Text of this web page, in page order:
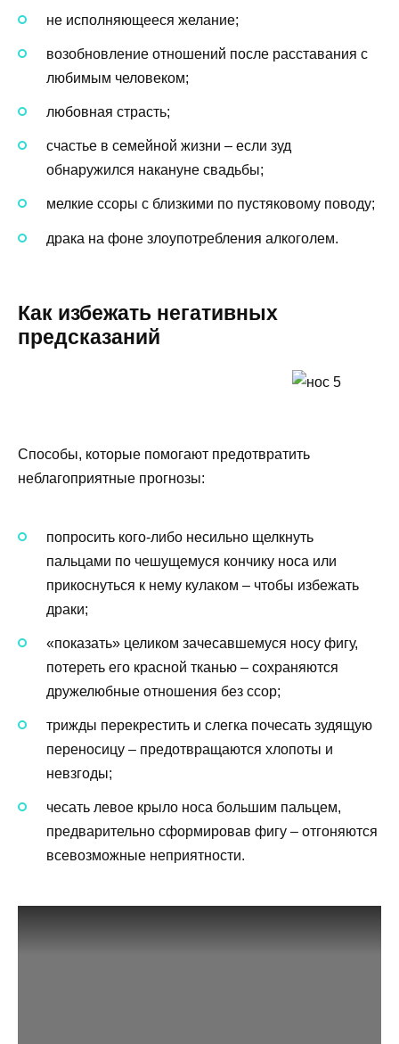
не исполняющееся желание;
возобновление отношений после расставания с
любимым человеком;
любовная страсть;
счастье в семейной жизни – если зуд
обнаружился накануне свадьбы;
мелкие ссоры с близкими по пустяковому поводу;
драка на фоне злоупотребления алкоголем.
Как избежать негативных
предсказаний
Способы, которые помогают предотвратить
неблагоприятные прогнозы:
попросить кого-либо несильно щелкнуть
пальцами по чешущемуся кончику носа или
прикоснуться к нему кулаком – чтобы избежать
драки;
«показать» целиком зачесавшемуся носу фигу,
потереть его красной тканью – сохраняются
дружелюбные отношения без ссор;
трижды перекрестить и слегка почесать зудящую
переносицу – предотвращаются хлопоты и
невзгоды;
чесать левое крыло носа большим пальцем,
предварительно сформировав фигу – отгоняются
всевозможные неприятности.